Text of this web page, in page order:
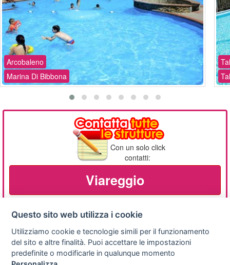
Arcobaleno
Marina Di Bibbona
Con un solo click
contatti:
Viareggio
Privacy
policy
Avviso
legale
Scrivici
Questo sito web utilizza i cookie
Utilizziamo cookie e tecnologie simili per il funzionamento
del sito e altre finalità. Puoi accettare le impostazioni
predefinite o modificarle in qualunque momento